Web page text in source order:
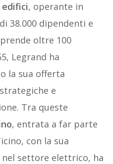
, operante in
38.000 dipendenti e
oltre 100
Legrand ha
la sua offerta
e
Tra queste
, entrata a far parte
con la sua
nel settore elettrico, ha